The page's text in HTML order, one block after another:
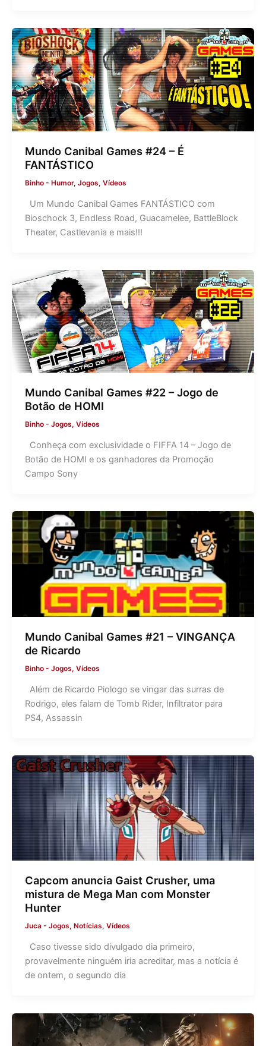
Mundo Canibal Games #24 – É
FANTÁSTICO
Binho - Humor, Jogos, Vídeos
Um Mundo Canibal Games FANTÁSTICO com
Bioschock 3, Endless Road, Guacamelee, BattleBlock
Theater, Castlevania e mais!!!
Mundo Canibal Games #22 – Jogo de
Botão de HOMI
Binho - Jogos, Vídeos
Conheça com exclusividade o FIFFA 14 – Jogo de
Botão de HOMI e os ganhadores da Promoção
Campo Sony
Mundo Canibal Games #21 – VINGANÇA
de Ricardo
Binho - Jogos, Vídeos
Além de Ricardo Piologo se vingar das surras de
Rodrigo, eles falam de Tomb Rider, Infiltrator para
PS4, Assassin
Capcom anuncia Gaist Crusher, uma
mistura de Mega Man com Monster
Hunter
Juca - Jogos, Notícias, Vídeos
Caso tivesse sido divulgado dia primeiro,
provavelmente ninguém iria acreditar, mas a notícia é
de ontem, o segundo dia